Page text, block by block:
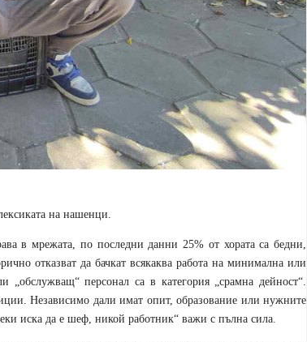
на нашенци.
в мрежата, по последни данни 25% от хората са бедни,
отказват да бачкат всякаква работа на минимална или
персонал са в категория „срамна дейност“.
Независимо дали имат опит, образование или нужните
иска да е шеф, никой работник“ важи с пълна сила.